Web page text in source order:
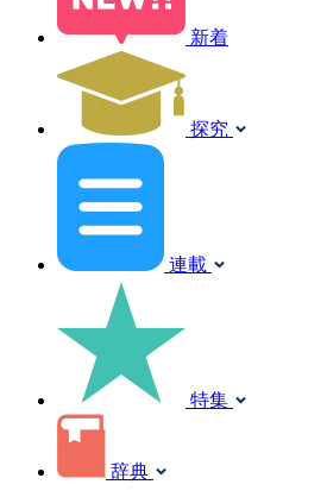
新着
探究
連載
特集
辞典